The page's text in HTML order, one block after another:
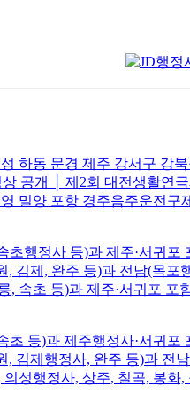
하동 문경 제주 강서구 강
공개 │ 제2회 대전생활연
밀양 포항 경주음주운전
행정사 등)과 제주·서귀포
김제, 완주 등)과 전남(목
, 속초 등)과 제주·서귀포 포
등)과 제주행정사·서귀포
김제행정사, 완주 등)과 전
성행정사, 상주, 칠곡, 봉